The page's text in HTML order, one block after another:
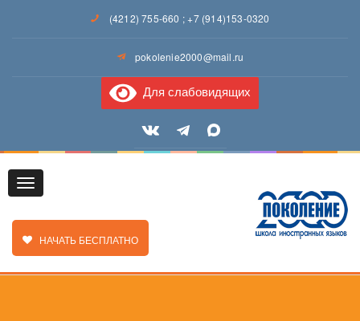
(4212) 755-660 ;+7 (914)153-0320
pokolenie2000@mail.ru
Для слабовидящих
Toggle
ЗАКАЗАТЬ ЗВОНОК
НАЧАТЬ БЕСПЛАТНО